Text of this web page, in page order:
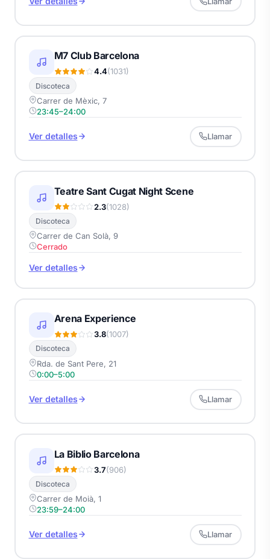
M7 Club Barcelona
4.4(1031)
Discoteca
Carrer de Mèxic, 7
23:45–24:00
Ver detalles Llamar
Teatre Sant Cugat Night Scene
2.3(1028)
Discoteca
Carrer de Can Solà, 9
Cerrado
Ver detalles
Arena Experience
3.8(1007)
Discoteca
Rda. de Sant Pere, 21
0:00–5:00
Ver detalles Llamar
La Biblio Barcelona
3.7(906)
Discoteca
Carrer de Moià, 1
23:59–24:00
Ver detalles Llamar